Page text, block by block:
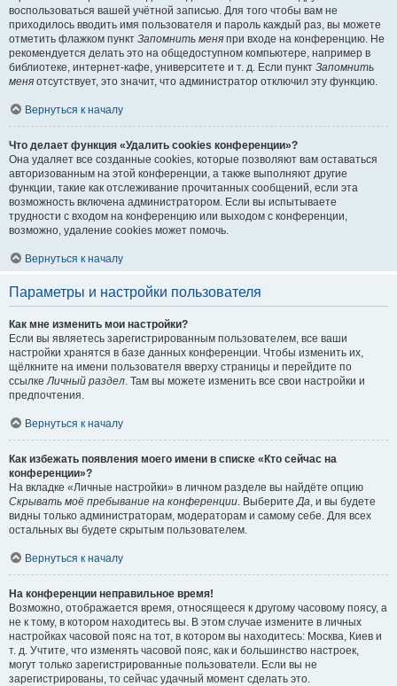
воспользоваться вашей учётной записью. Для того чтобы вам не
приходилось вводить имя пользователя и пароль каждый раз, вы можете
отметить флажком пункт Запомнить меня при входе на конференцию. Не
рекомендуется делать это на общедоступном компьютере, например в
библиотеке, интернет-кафе, университете и т. д. Если пункт Запомнить
меня отсутствует, это значит, что администратор отключил эту функцию.
Вернуться к началу
Что делает функция «Удалить cookies конференции»?
Она удаляет все созданные cookies, которые позволяют вам оставаться
авторизованным на этой конференции, а также выполняют другие
функции, такие как отслеживание прочитанных сообщений, если эта
возможность включена администратором. Если вы испытываете
трудности с входом на конференцию или выходом с конференции,
возможно, удаление cookies может помочь.
Вернуться к началу
Параметры и настройки пользователя
Как мне изменить мои настройки?
Если вы являетесь зарегистрированным пользователем, все ваши
настройки хранятся в базе данных конференции. Чтобы изменить их,
щёлкните на имени пользователя вверху страницы и перейдите по
ссылкеЛичный раздел. Там вы можете изменить все свои настройки и
предпочтения.
Вернуться к началу
Как избежать появления моего имени в списке «Кто сейчас на
конференции»?
На вкладке «Личные настройки» в личном разделе вы найдёте опцию
Скрывать моё пребывание на конференции. ВыберитеДа, и вы будете
видны только администраторам, модераторам и самому себе. Для всех
остальных вы будете скрытым пользователем.
Вернуться к началу
На конференции неправильное время!
Возможно, отображается время, относящееся к другому часовому поясу, а
не к тому, в котором находитесь вы. В этом случае измените в личных
настройках часовой пояс на тот, в котором вы находитесь: Москва, Киев и
т. д. Учтите, что изменять часовой пояс, как и большинство настроек,
могут только зарегистрированные пользователи. Если вы не
зарегистрированы, то сейчас удачный момент сделать это.